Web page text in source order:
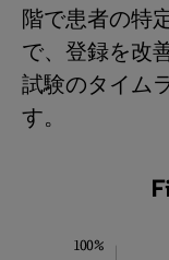
階で患者の特
で、登録を改
試験のタイム
す。